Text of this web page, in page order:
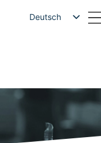
Deutsch